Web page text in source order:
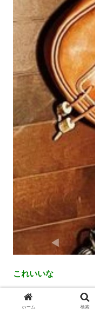
これいいな
焚火の前の名無しさん
ホーム 検索